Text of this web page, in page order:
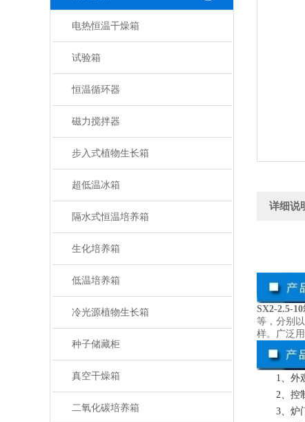
电热恒温干燥箱
试验箱
恒温循环器
磁力搅拌器
步入式植物生长箱
超低温冰箱
隔水式恒温培养箱
生化培养箱
低温培养箱
冷光源植物生长箱
种子储藏柜
真空干燥箱
二氧化碳培养箱
详细说
SX2-2.5-
等，分别
样。广泛
1、外
2、控
3、炉